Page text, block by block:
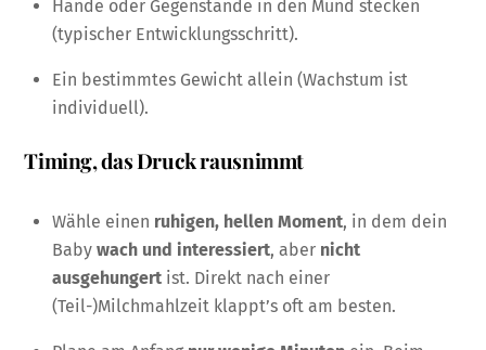
Hände oder Gegenstände in den Mund stecken
(typischer Entwicklungsschritt).
Ein bestimmtes Gewicht allein (Wachstum ist
individuell).
Timing, das Druck rausnimmt
Wähle einen ruhigen, hellen Moment, in dem dein
Baby wach und interessiert, aber nicht
ausgehungert ist. Direkt nach einer
(Teil-)Milchmahlzeit klappt’s oft am besten.